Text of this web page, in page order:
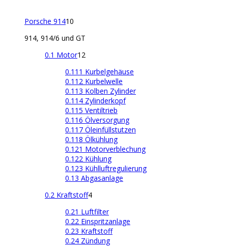
Porsche 91410
914, 914/6 und GT
0.1 Motor12
0.111 Kurbelgehäuse
0.112 Kurbelwelle
0.113 Kolben Zylinder
0.114 Zylinderkopf
0.115 Ventiltrieb
0.116 Ölversorgung
0.117 Öleinfüllstutzen
0.118 Ölkühlung
0.121 Motorverblechung
0.122 Kühlung
0.123 Kühlluftregulierung
0.13 Abgasanlage
0.2 Kraftstoff4
0.21 Luftfilter
0.22 Einspritzanlage
0.23 Kraftstoff
0.24 Zündung